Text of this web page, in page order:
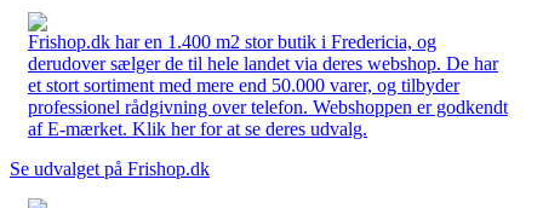
Frishop.dk har en 1.400 m2 stor butik i Fredericia, og
derudover sælger de til hele landet via deres webshop. De har
et stort sortiment med mere end 50.000 varer, og tilbyder
professionel rådgivning over telefon. Webshoppen er godkendt
af E-mærket. Klik her for at se deres udvalg.
Se udvalget på Frishop.dk